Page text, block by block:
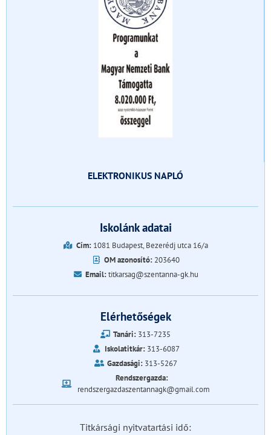
ELEKTRONIKUS NAPLÓ
Iskolánk adatai
Cím:1081 Budapest, Bezerédj utca 16/a
OM azonosító: 203640
Email:titkarsag@szentanna-gk.hu
Elérhetőségek
Tanári: 313-7235
Iskolatitkár:313-6087
Gazdasági:313-5267
Rendszergazda:
rendszergazdaszentannagk@gmail.com
Titkársági nyitvatartási idő: